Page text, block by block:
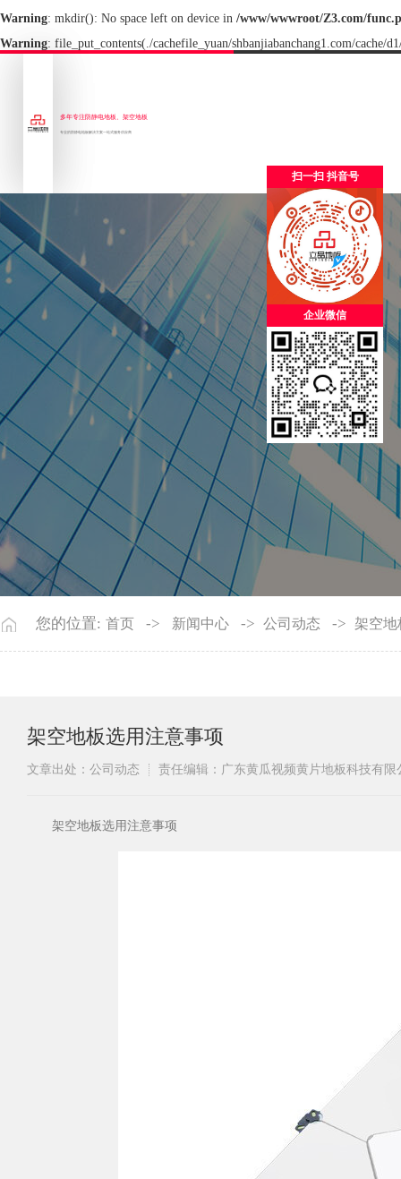
Warning: mkdir(): No space left on device in /www/wwwroot/Z3.com/
Warning: file_put_contents(./cachefile_yuan/shbanjiabanchang1.com/
多年专注防静电地板、架空地板
专业的防静电地板解决方案一站式服务供应商
您的位置: 首页 -> 新闻中心 -> 公司动态 -> 架空
​架空地板选用注意事项
文章出处：公司动态 责任编辑：广东黄瓜视频黄片地板科技有限
​架空地板选用注意事项
扫一扫 抖音号
企业微信